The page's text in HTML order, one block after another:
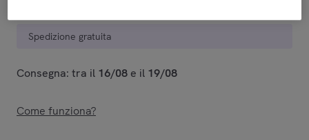
Spedizione gratuita
Consegna: tra il 16/08 e il 19/08
Come funziona?